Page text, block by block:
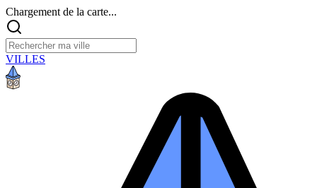
Chargement de la carte...
VILLES